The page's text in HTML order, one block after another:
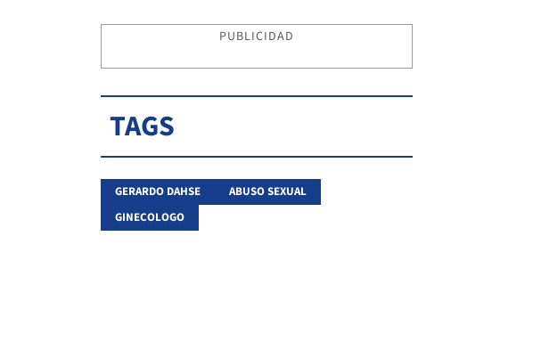
PUBLICIDAD
TAGS
GERARDO DAHSE
ABUSO SEXUAL
GINECOLOGO